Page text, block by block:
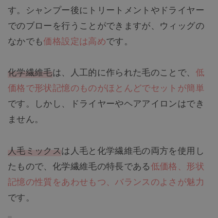
す。シャンプー後にトリートメントやドライヤー
でのブローを行うことができますが、ウィッグの
なかでも価格設定は高めです。
化学繊維毛は、人工的に作られた毛のことで、 低
価格で形状記憶のものがほとんどでセットが簡単
です。しかし、ドライヤーやヘアアイロンはでき
ません。
人毛ミックスは人毛と化学繊維毛の両方を使用し
たもので、化学繊維毛の特長である低価格、形状
記憶の性質をあわせもつ、バランスのよさが魅力
です。